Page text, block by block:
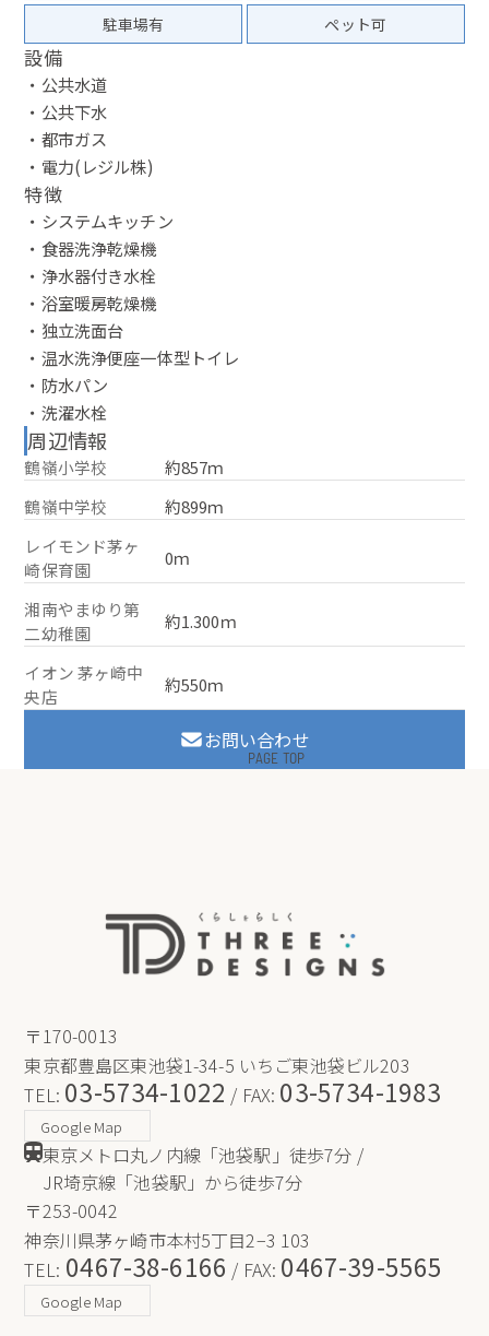
駐車場有
ペット可
設備
・公共水道
・公共下水
・都市ガス
・電力(レジル株)
特徴
・システムキッチン
・食器洗浄乾燥機
・浄水器付き水栓
・浴室暖房乾燥機
・独立洗面台
・温水洗浄便座一体型トイレ
・防水パン
・洗濯水栓
周辺情報
鶴嶺小学校
約857ｍ
鶴嶺中学校
約899ｍ
レイモンド茅ヶ
崎保育園
0ｍ
湘南やまゆり第
二幼稚園
約1.300ｍ
イオン 茅ヶ崎中
央店
約550ｍ
お問い合わせ
〒170-0013
東京都豊島区東池袋1-34-5 いちご東池袋ビル203
TEL: 03-5734-1022 / FAX: 03-5734-1983
Google Map
東京メトロ丸ノ内線「池袋駅」徒歩7分 /
JR埼京線「池袋駅」から徒歩7分
〒253-0042
神奈川県茅ヶ崎市本村5丁目2−3 103
TEL: 0467-38-6166 / FAX: 0467-39-5565
Google Map
PAGE TOP